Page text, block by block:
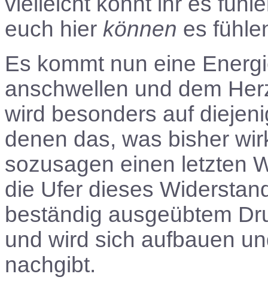
euch hier können es
Es kommt nun eine
anschwellen und dem
wird besonders auf
denen das, was bisher
sozusagen einen letzten
die Ufer dieses
beständig ausgeübtem
und wird sich aufbauen
nachgibt.